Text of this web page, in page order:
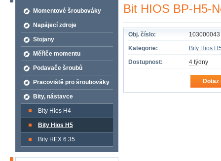
Bit HIOS BP-H5-
Obj. číslo:
103000043
Kategorie:
Bity Hios
Dostupnost:
4 týdny
Dotaz
Momentové šroubováky
Napájecí zdroje
Stojany
Měřiče momentu
Podavače šroubů
Pracoviště pro šroubováky
Bity, nástavce
Bity Hios H4
Bity Hios H5
Bity HEX 6.35